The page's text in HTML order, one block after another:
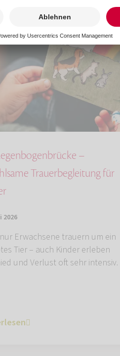
–
Trauerbegleitung für
2026
Erwachsene trauern um ein
Tier – auch Kinder erleben
und Verlust oft sehr intensiv.